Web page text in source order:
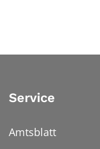
Service
Amtsblatt